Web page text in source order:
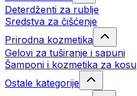
Deterdženti za rublje
Sredstva za čišćenje
Prirodna kozmetika
Gelovi za tuširanje i sapuni
Šamponi i kozmetika za kosu
Ostale kategorije